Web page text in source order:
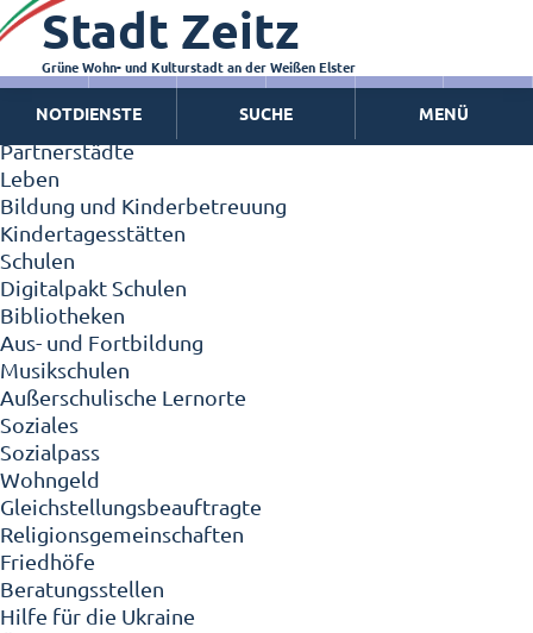
Zeitz - Die Kleinstadt
Willkommen in Zeitz!
Interview mit Oberbürgermeister Christian Thieme
Zeitz - Stadt der Zukunft
Ortschaften
Partnerstädte
Leben
Bildung und Kinderbetreuung
Kindertagesstätten
Schulen
Digitalpakt Schulen
Bibliotheken
Aus- und Fortbildung
Musikschulen
Außerschulische Lernorte
Soziales
Sozialpass
Wohngeld
Gleichstellungsbeauftragte
Religionsgemeinschaften
Friedhöfe
Beratungsstellen
Hilfe für die Ukraine
Stadt Zeitz
Grüne Wohn- und Kulturstadt an der Weißen Elster
NOTDIENSTE SUCHE MENÜ